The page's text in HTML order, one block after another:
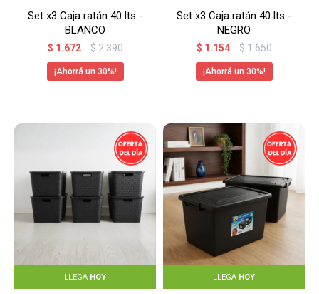
Set x3 Caja ratán 40 lts -
BLANCO
$ 1.672 $2.390
30
Set x3 Caja ratán 40 lts -
NEGRO
$ 1.154 $1.650
30
LLEGA HOY LLEGA HOY